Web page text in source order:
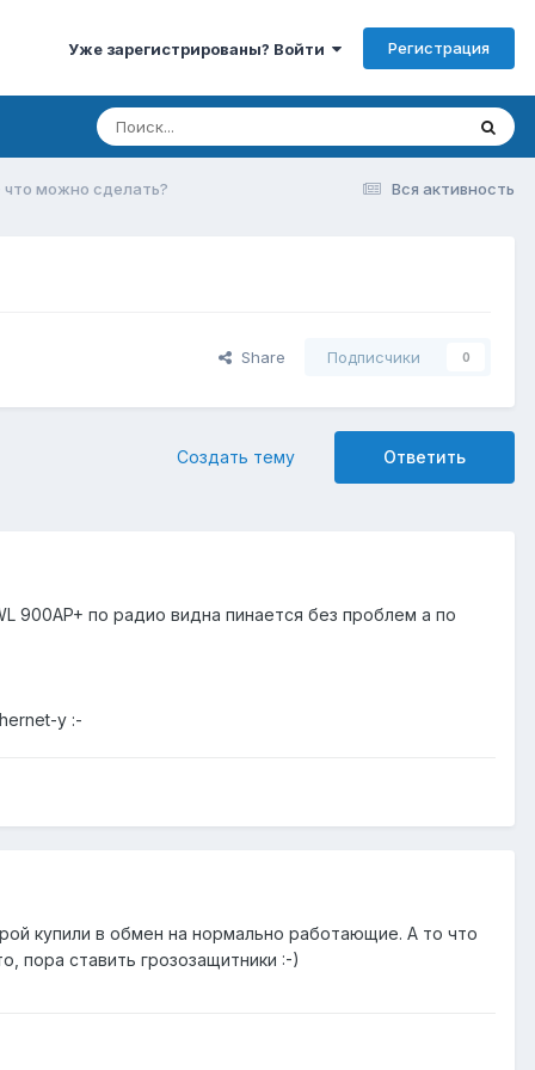
Уже зарегистрированы? Войти Регистрация
Вся активность
что можно сделать?
Share Подписчики 0
Ответить
Создать тему
900AP+ по радио видна пинается без проблем а по
у :-
купили в обмен на нормально работающие. А то что
пора ставить грозозащитники :-)